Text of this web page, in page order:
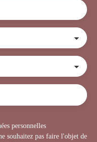
personnelles
souhaitez pas faire l'objet de